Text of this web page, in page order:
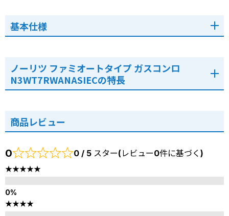
基本仕様
ノーリツ ファミオートタイプ ガスコンロ
N3WT7RWANASIECの特長
商品レビュー
0 0 / 5 スター(レビュー0件に基づく)
★★★★★
★★★★